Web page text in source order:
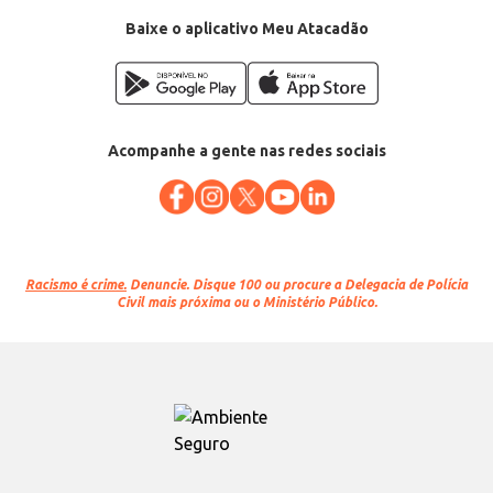
Baixe o aplicativo Meu Atacadão
Acompanhe a gente nas redes sociais
Racismo é crime. Denuncie. Disque 100 ou procure a Delegacia de Polícia
Civil mais próxima ou o Ministério Público.